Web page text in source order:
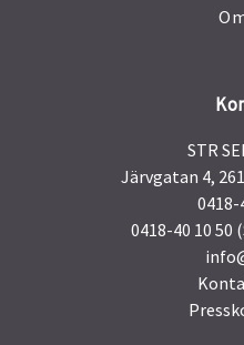
STR
Järvgatan 4,
0418-
0418-40 10